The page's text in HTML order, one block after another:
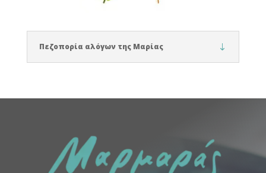
Πεζοπορία αλόγων της Μαρίας